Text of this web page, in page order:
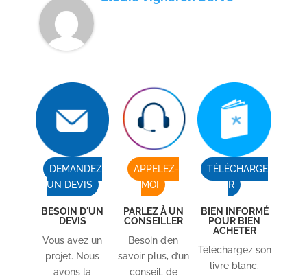
DEMANDEZ
UN DEVIS
BESOIN D'UN
DEVIS
Vous avez un
projet. Nous
avons la
APPELEZ-
MOI
PARLEZ À UN
CONSEILLER
Besoin d’en
savoir plus, d’un
conseil, de
TÉLÉCHARGE
R
BIEN INFORMÉ
POUR BIEN
ACHETER
Téléchargez son
livre blanc.